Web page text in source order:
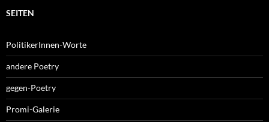
SEITEN
PolitikerInnen-Worte
andere Poetry
gegen-Poetry
Promi-Galerie